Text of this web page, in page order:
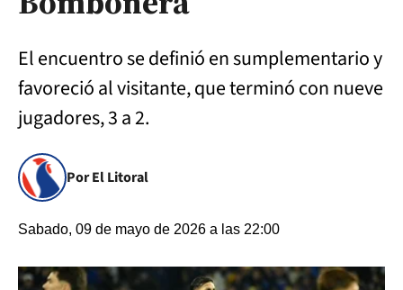
El encuentro se definió en sumplementario y
favoreció al visitante, que terminó con nueve
jugadores, 3 a 2.
Por El Litoral
Sabado, 09 de mayo de 2026 a las 22:00